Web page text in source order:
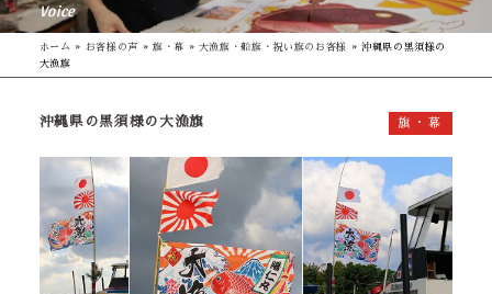
Voice
ホーム » お客様の声 » 旗・幕 » 大漁旗・船旗・祝い旗のお客様 » 沖縄県の黒須様の
大漁旗
沖縄県の黒須様の大漁旗 旗・幕